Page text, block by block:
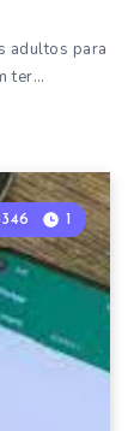
adultos para
ter…
1